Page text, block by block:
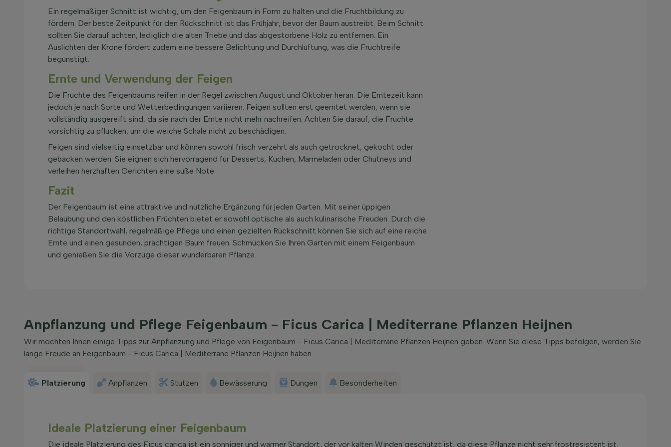
Ein regelmäßiger Schnitt ist wichtig, um den Feigenbaum in Form zu halten und die Fruchtbildung zu
fördern. Der beste Zeitpunkt für den Rückschnitt ist das Frühjahr, bevor der Baum austreibt. Beim Schnitt
sollten Sie darauf achten, lediglich die alten Triebe und das abgestorbene Holz zu entfernen. Ein
Auslichten der Krone fördert zudem eine bessere Belichtung und Durchlüftung, was die Fruchtreife
begünstigt.
Ernte und Verwendung der Feigen
Die Früchte des Feigenbaums reifen in der Regel zwischen August und Oktober heran. Die Erntezeit kann
jedoch je nach Sorte und Wetterbedingungen variieren. Feigen sollten erst geerntet werden, wenn sie
vollständig ausgereift sind, da sie nach der Ernte nicht mehr nachreifen. Achten Sie darauf, die Früchte
vorsichtig zu pflücken, um die weiche Schale nicht zu beschädigen.
Feigen sind vielseitig einsetzbar und können sowohl frisch verzehrt als auch getrocknet, gekocht oder
gebacken werden. Sie eignen sich hervorragend für Desserts, Kuchen, Marmeladen oder Chutneys und
verleihen herzhaften Gerichten eine süße Note.
Fazit
Der Feigenbaum ist eine attraktive und nützliche Ergänzung für jeden Garten. Mit seiner üppigen
Belaubung und den köstlichen Früchten bietet er sowohl optische als auch kulinarische Freuden. Durch die
richtige Standortwahl, regelmäßige Pflege und einen gezielten Rückschnitt können Sie sich auf eine reiche
Ernte und einen gesunden, prächtigen Baum freuen. Schmücken Sie Ihren Garten mit einem Feigenbaum
und genießen Sie die Vorzüge dieser wunderbaren Pflanze.
Anpflanzung und Pflege Feigenbaum - Ficus Carica | Mediterrane Pflanzen Heijnen
Wir möchten Ihnen einige Tipps zur Anpflanzung und Pflege von Feigenbaum - Ficus Carica | Mediterrane Pflanzen Heijnen geben. Wenn Sie diese Tipps befolgen, werden Sie
lange Freude an Feigenbaum - Ficus Carica | Mediterrane Pflanzen Heijnen haben.
Platzierung Anpflanzen Stutzen Bewässerung Düngen Besonderheiten
Ideale Platzierung einer Feigenbaum
Die ideale Platzierung des Ficus carica ist ein sonniger und warmer Standort, der vor kalten Winden geschützt ist, da diese Pflanze nicht sehr frostresistent ist.